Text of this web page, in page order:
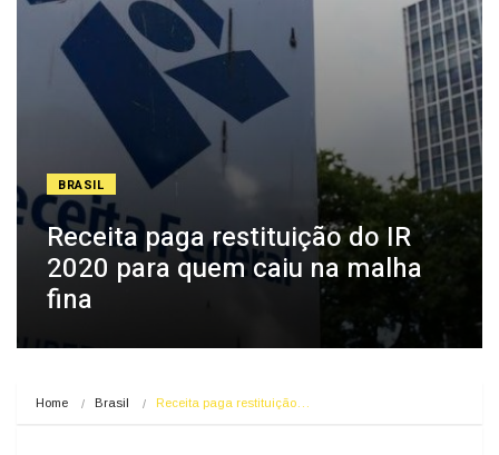
BRASIL
Receita paga restituição do IR
2020 para quem caiu na malha
fina
Home Brasil Receita paga restituição…